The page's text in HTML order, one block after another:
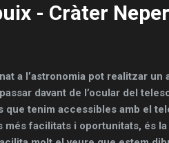
- Cràter Neper
a l’astronomia pot realitzar
davant de l’ocular del
que tenim accessibles amb el
més facilitats i oportunitats, és